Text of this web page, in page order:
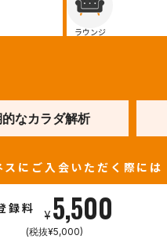
ラウンジ
なカラダ解析
スにご入会いただく際には
録料 ¥5,500
(税抜¥5,000)